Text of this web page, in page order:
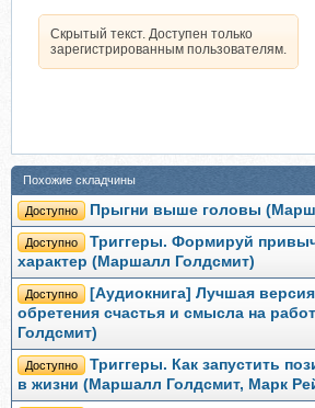
Скрытый текст. Доступен только
зарегистрированным пользователям.
Похожие складчины
Доступно Прыгни выше головы
Доступно
Триггеры. Формируй
характер (Маршалл Голдсмит)
Доступно
[Аудиокнига] Лучшая
обретения счастья и смысла на
Голдсмит)
Доступно
Триггеры. Как запустить
в жизни (Маршалл Голдсмит, Марк